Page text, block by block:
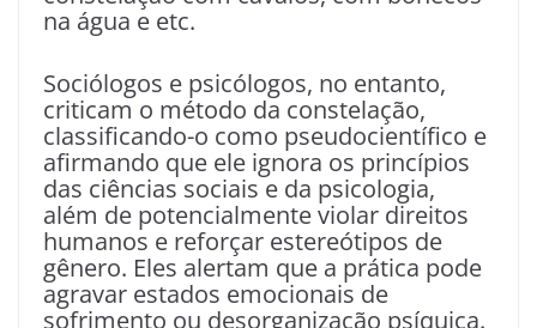
na água e etc.
Sociólogos e psicólogos, no entanto,
criticam o método da constelação,
classificando-o como pseudocientífico e
afirmando que ele ignora os princípios
das ciências sociais e da psicologia,
além de potencialmente violar direitos
humanos e reforçar estereótipos de
gênero. Eles alertam que a prática pode
agravar estados emocionais de
sofrimento ou desorganização psíquica.